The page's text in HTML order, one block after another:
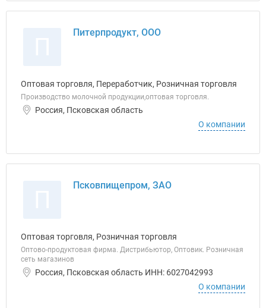
Питерпродукт, ООО
Оптовая торговля, Переработчик, Розничная торговля
Производство молочной продукции,оптовая торговля.
Россия, Псковская область
О компании
Псковпищепром, ЗАО
Оптовая торговля, Розничная торговля
Оптово-продуктовая фирма. Дистрибьютор, Оптовик. Розничная
сеть магазинов
Россия, Псковская область ИНН: 6027042993
О компании